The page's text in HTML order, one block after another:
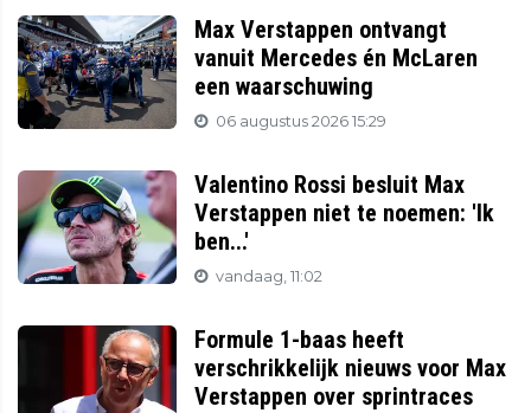
Max Verstappen ontvangt
vanuit Mercedes én McLaren
een waarschuwing
06 augustus 2026 15:29
Valentino Rossi besluit Max
Verstappen niet te noemen: 'Ik
ben...'
vandaag, 11:02
Formule 1-baas heeft
verschrikkelijk nieuws voor Max
Verstappen over sprintraces